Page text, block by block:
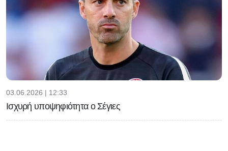
03.06.2026 | 12:33
Ισχυρή υποψηφιότητα ο Σέγιες